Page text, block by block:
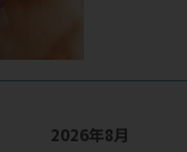
2026年8月